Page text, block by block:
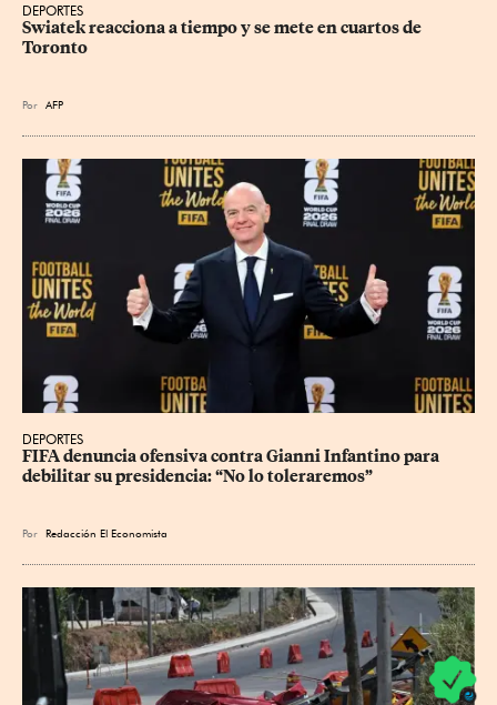
DEPORTES
Swiatek reacciona a tiempo y se mete en cuartos de
Toronto
Por AFP
DEPORTES
FIFA denuncia ofensiva contra Gianni Infantino para
debilitar su presidencia: “No lo toleraremos”
Por Redacción El Economista